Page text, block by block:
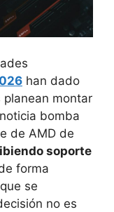
han dado
montar
bomba
de AMD de
soporte
forma
se
no es